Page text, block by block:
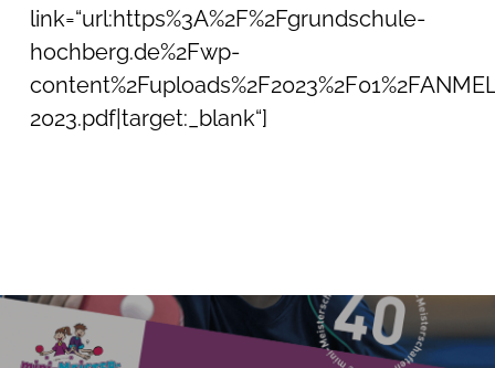
link=“url:https%3A%2F%2Fgrundschule-
hochberg.de%2Fwp-
2023.pdf|target:_blank“]